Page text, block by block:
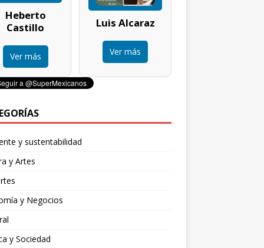
Heberto
Castillo
Ver más
Luis Alcaraz
Ver más
y sustentabilidad
y Artes
y Negocios
y Sociedad